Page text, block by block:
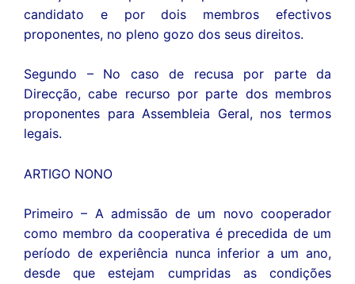
candidato e por dois membros efectivos
proponentes, no pleno gozo dos seus direitos.
Segundo – No caso de recusa por parte da
Direcção, cabe recurso por parte dos membros
proponentes para Assembleia Geral, nos termos
legais.
ARTIGO NONO
Primeiro – A admissão de um novo cooperador
como membro da cooperativa é precedida de um
período de experiência nunca inferior a um ano,
desde que estejam cumpridas as condições